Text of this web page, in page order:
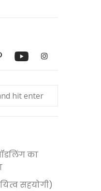
का
सहयोगी)